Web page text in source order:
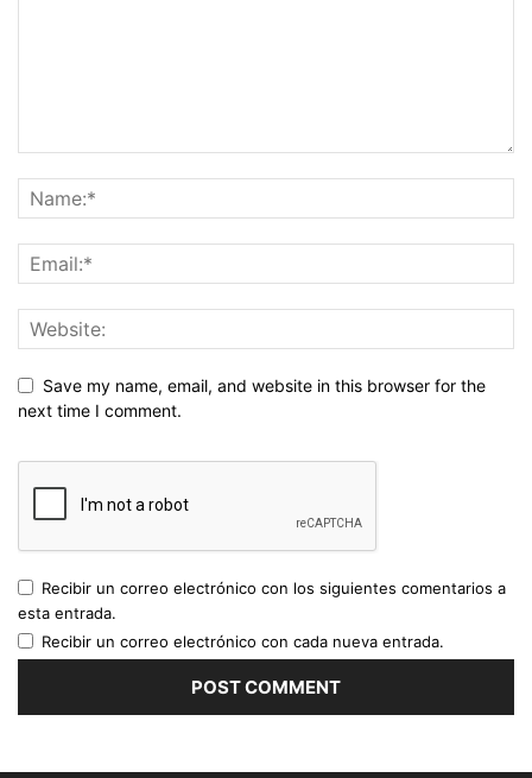
Save my name, email, and website in this browser for the
next time I comment.
Recibir un correo electrónico con los siguientes comentarios a
esta entrada.
Recibir un correo electrónico con cada nueva entrada.